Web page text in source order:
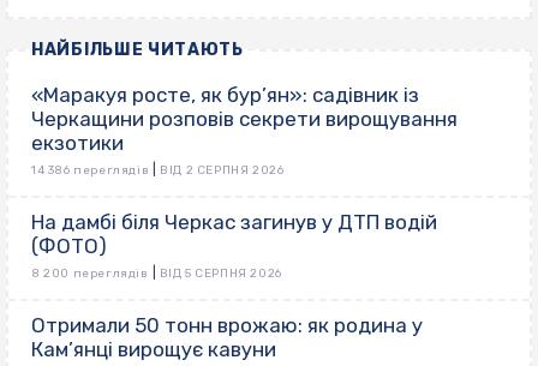
НАЙБІЛЬШЕ ЧИТАЮТЬ
«Маракуя росте, як бур’ян»: садівник із
Черкащини розповів секрети вирощування
екзотики
14 386 переглядів ВІД 2 СЕРПНЯ 2026
На дамбі біля Черкас загинув у ДТП водій
(ФОТО)
8 200 переглядів ВІД 5 СЕРПНЯ 2026
Отримали 50 тонн врожаю: як родина у
Кам’янці вирощує кавуни